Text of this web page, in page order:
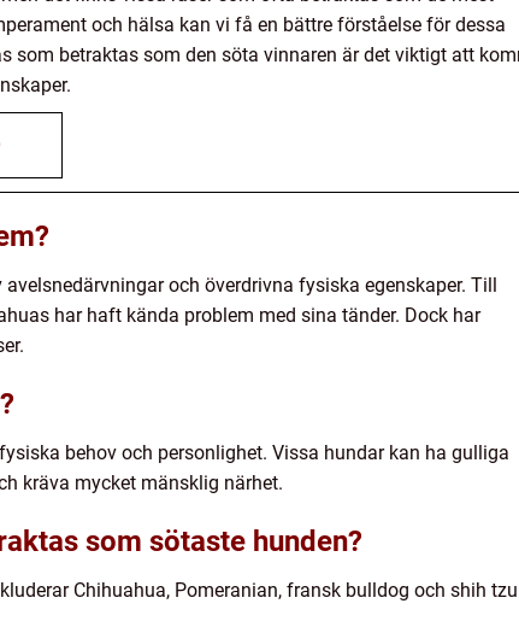
och hälsa kan vi få en bättre förståelse för dessa
som betraktas som den söta vinnaren är det viktigt att
och överdrivna fysiska egenskaper. Till
har haft kända problem med sina tänder. Dock har
behov och personlighet. Vissa hundar kan ha gulliga
kräva mycket mänsklig närhet.
som sötaste hunden?
Chihuahua, Pomeranian, fransk bulldog och shih